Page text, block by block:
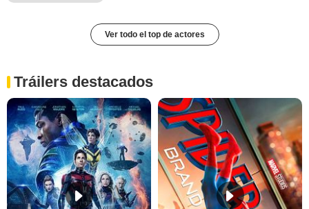
Ver todo el top de actores
Tráilers destacados